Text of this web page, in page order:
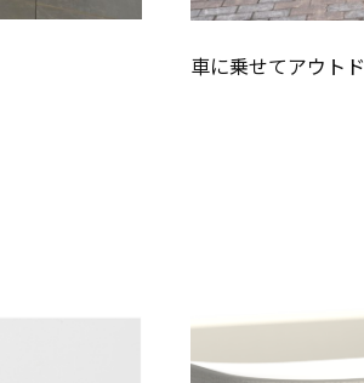
車に乗せてアウト